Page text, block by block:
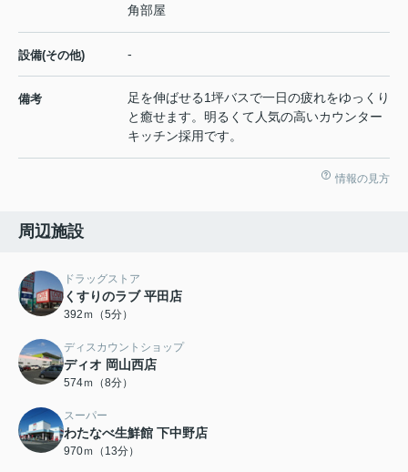
角部屋
設備(その他) -
備考
足を伸ばせる1坪バスで一日の疲れをゆっくり
と癒せます。明るくて人気の高いカウンター
キッチン採用です。
情報の見方
周辺施設
ドラッグストア
くすりのラブ 平田店
392ｍ（5分）
ディスカウントショップ
ディオ 岡山西店
574ｍ（8分）
スーパー
わたなべ生鮮館 下中野店
970ｍ（13分）